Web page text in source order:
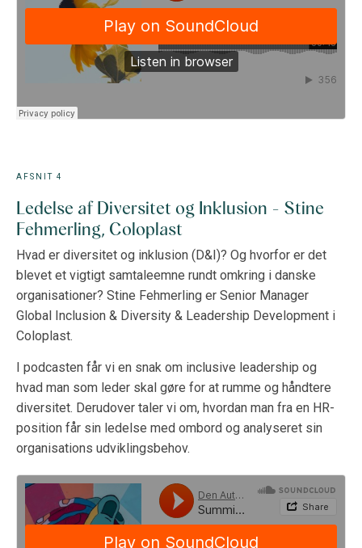
AFSNIT 4
Ledelse af Diversitet og Inklusion - Stine
Fehmerling, Coloplast
Hvad er diversitet og inklusion (D&I)? Og hvorfor er det
blevet et vigtigt samtaleemne rundt omkring i danske
organisationer? Stine Fehmerling er Senior Manager
Global Inclusion & Diversity & Leadership Development i
Coloplast.
I podcasten får vi en snak om inclusive leadership og
hvad man som leder skal gøre for at rumme og håndtere
diversitet. Derudover taler vi om, hvordan man fra en HR-
position får sin ledelse med ombord og analyseret sin
organisations udviklingsbehov.